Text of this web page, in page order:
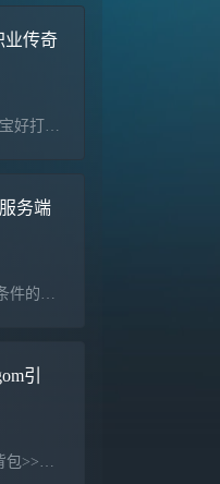
业传奇
独家复古火龙微变散人好混 元宝好打纵横火龙公益单职业 全网独家第一品牌单职业 倾心打造 超级耐玩 独家超爽夏季篇 只为兄弟们激情进行到底！
务端
新手进游戏，先领取礼包，有条件的充值50元，领取自动回收和触发奇遇怪物原地起飞功能+超强挂机(精力助手)。土豪玩家上线优先升级勋章，然后升级称号，时装，特殊四格。刷怪起飞，快人步!!!!!!!!!勋章升级到弑神神力开始带隐身功能，打到村料升等级，土下方学技能，半月 群毒 十步一杀 学习后有额外打怪地图。除勋章以外，前期 时装 特殊 不用升级太高，本服是均衡发育服，某一样特殊顶级并不能称霸全服，元宝优先升级，本服等级压制一切十步一杀，野蛮冲撞可以麻痹低于自己等级的敌人PK利器!!!散人玩家先在初级地图打新手怪
引
小技巧：1.切割提示可屏幕（背包>>>服务>>>下方 开关切割显示）以及开启关启全服提示.2.升级系统：（背包>>>服务>>>点击等级提升）有详细说明----------------------------------------------------------------------------------------------------------------------------前期不管你充了多少钱，不要刻意的去打大怪，